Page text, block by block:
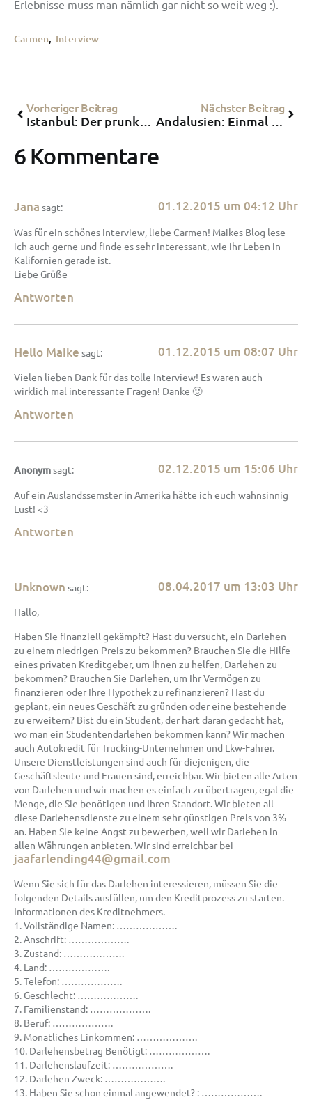
Erlebnisse muss man nämlich gar nicht so weit weg :).
Carmen, Interview
Vorheriger Beitrag
Istanbul: Der prunkvolle Dolmabahçe-Palast
Nächster Beitrag
Andalusien: Einmal im Leben Finca-Besitzer sein…
6 Kommentare
Jana sagt: 01.12.2015 um 04:12 Uhr
Was für ein schönes Interview, liebe Carmen! Maikes Blog lese
ich auch gerne und finde es sehr interessant, wie ihr Leben in
Kalifornien gerade ist.
Liebe Grüße
Antworten
Hello Maike sagt: 01.12.2015 um 08:07 Uhr
Vielen lieben Dank für das tolle Interview! Es waren auch
wirklich mal interessante Fragen! Danke 🙂
Antworten
Anonymsagt: 02.12.2015 um 15:06 Uhr
Auf ein Auslandssemster in Amerika hätte ich euch wahnsinnig
Lust! <3
Antworten
Unknown sagt: 08.04.2017 um 13:03 Uhr
Hallo,
Haben Sie finanziell gekämpft? Hast du versucht, ein Darlehen
zu einem niedrigen Preis zu bekommen? Brauchen Sie die Hilfe
eines privaten Kreditgeber, um Ihnen zu helfen, Darlehen zu
bekommen? Brauchen Sie Darlehen, um Ihr Vermögen zu
finanzieren oder Ihre Hypothek zu refinanzieren? Hast du
geplant, ein neues Geschäft zu gründen oder eine bestehende
zu erweitern? Bist du ein Student, der hart daran gedacht hat,
wo man ein Studentendarlehen bekommen kann? Wir machen
auch Autokredit für Trucking-Unternehmen und Lkw-Fahrer.
Unsere Dienstleistungen sind auch für diejenigen, die
Geschäftsleute und Frauen sind, erreichbar. Wir bieten alle Arten
von Darlehen und wir machen es einfach zu übertragen, egal die
Menge, die Sie benötigen und Ihren Standort. Wir bieten all
diese Darlehensdienste zu einem sehr günstigen Preis von 3%
an. Haben Sie keine Angst zu bewerben, weil wir Darlehen in
allen Währungen anbieten. Wir sind erreichbar bei
jaafarlending44@gmail.com
Wenn Sie sich für das Darlehen interessieren, müssen Sie die
folgenden Details ausfüllen, um den Kreditprozess zu starten.
Informationen des Kreditnehmers.
1. Vollständige Namen: ……………….
2. Anschrift: ……………….
3. Zustand: ……………….
4. Land: ……………….
5. Telefon: ……………….
6. Geschlecht: ……………….
7. Familienstand: ……………….
8. Beruf: ……………….
9. Monatliches Einkommen: ……………….
10. Darlehensbetrag Benötigt: ……………….
11. Darlehenslaufzeit: ……………….
12. Darlehen Zweck: ……………….
13. Haben Sie schon einmal angewendet? : ……………….